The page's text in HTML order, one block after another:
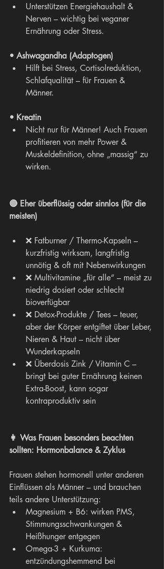
Unterstützen Energiehaushalt &
Nerven – wichtig bei veganer
Ernährung oder Stress.
• Ashwagandha (Adaptogen)
Hilft bei Stress, Cortisolreduktion,
Schlafqualität – für Frauen &
Männer.
• Kreatin
Nicht nur für Männer! Auch Frauen
profitieren von mehr Power &
Muskeldefinition, ohne „massig“ zu
wirken.
🔴 Eher überflüssig oder sinnlos (für die
meisten)
❌ Fatburner / Thermo-Kapseln –
kurzfristig wirksam, langfristig
unnötig & oft mit Nebenwirkungen
❌ Multivitamine „für alle“ – meist zu
niedrig dosiert oder schlecht
bioverfügbar
❌ Detox-Produkte / Tees – teuer,
aber der Körper entgiftet über Leber,
Nieren & Haut – nicht über
Wunderkapseln
❌ Überdosis Zink / Vitamin C –
bringt bei guter Ernährung keinen
Extra-Boost, kann sogar
kontraproduktiv sein
👩 Was Frauen besonders beachten
sollten: Hormonbalance & Zyklus
Frauen stehen hormonell unter anderen
Einflüssen als Männer – und brauchen
teils andere Unterstützung:
Magnesium + B6: wirken PMS,
Stimmungsschwankungen &
Heißhunger entgegen
Omega-3 + Kurkuma:
entzündungshemmend bei